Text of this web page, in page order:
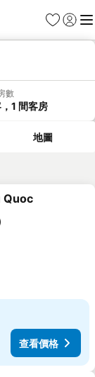
我的最愛
登入 選
數
1 間客房
地圖
Quoc
查看價格